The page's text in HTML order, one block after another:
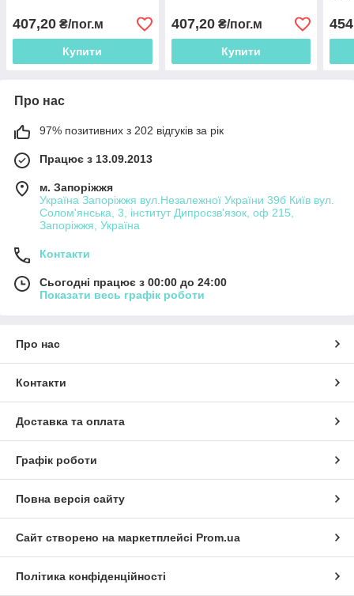
407,20 ₴/пог.м
Купити
407,20₴/пог.м
Купити
454
Про нас
97% позитивних з 202 відгуків за рік
Працює з 13.09.2013
м. Запоріжжя
Україна Запоріжжя вул.Незалежної України 39б Київ вул.
Солом'янська, 3, інститут Дипросзв'язок, оф 215,
Запоріжжя, Україна
Контакти
Сьогодні працює з 00:00 до 24:00
Показати весь графік роботи
Про нас
Контакти
Доставка та оплата
Графік роботи
Повна версія сайту
Сайт створено на маркетплейсі Prom.ua
Політика конфіденційності